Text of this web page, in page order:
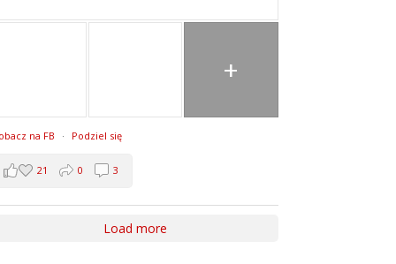
+
na FB · Podziel się
21 0 3
Load more